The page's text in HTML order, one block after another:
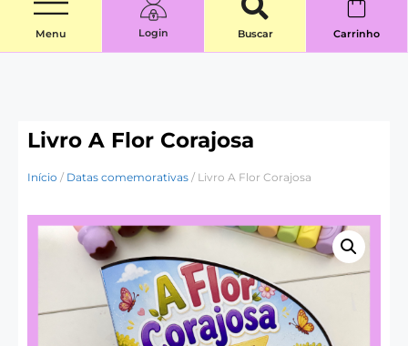
Menu Login Buscar Carrinho
Livro A Flor Corajosa
Início / Datas comemorativas / Livro A Flor Corajosa